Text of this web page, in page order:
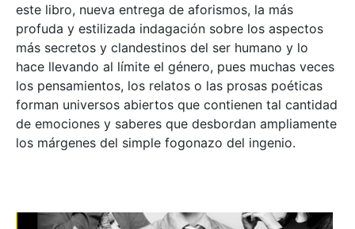
este libro, nueva entrega de aforismos, la más
profuda y estilizada indagación sobre los aspectos
más secretos y clandestinos del ser humano y lo
hace llevando al límite el género, pues muchas veces
los pensamientos, los relatos o las prosas poéticas
forman universos abiertos que contienen tal cantidad
de emociones y saberes que desbordan ampliamente
los márgenes del simple fogonazo del ingenio.